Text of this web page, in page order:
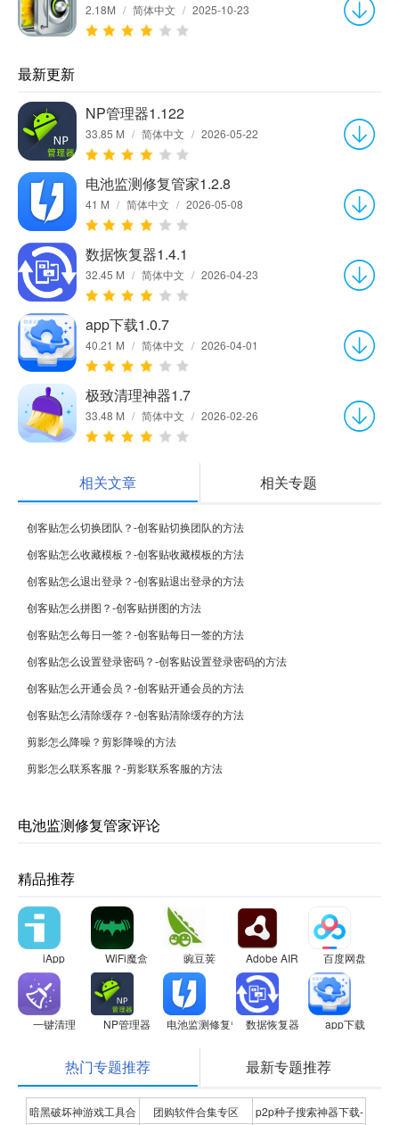
2.18M / 简体中文 / 2025-10-23
最新更新
NP管理器1.122
33.85 M / 简体中文 / 2026-05-22
电池监测修复管家1.2.8
41 M / 简体中文 / 2026-05-08
数据恢复器1.4.1
32.45 M / 简体中文 / 2026-04-23
app下载1.0.7
40.21 M / 简体中文 / 2026-04-01
极致清理神器1.7
33.48 M / 简体中文 / 2026-02-26
相关文章 相关专题
创客贴怎么切换团队？-创客贴切换团队的方法
创客贴怎么收藏模板？-创客贴收藏模板的方法
创客贴怎么退出登录？-创客贴退出登录的方法
创客贴怎么拼图？-创客贴拼图的方法
创客贴怎么每日一签？-创客贴每日一签的方法
创客贴怎么设置登录密码？-创客贴设置登录密码的方法
创客贴怎么开通会员？-创客贴开通会员的方法
创客贴怎么清除缓存？-创客贴清除缓存的方法
剪影怎么降噪？剪影降噪的方法
剪影怎么联系客服？-剪影联系客服的方法
电池监测修复管家评论
精品推荐
iApp WiFi魔盒 豌豆荚 Adobe AIR 百度网盘
一键清理 NP管理器 电池监测修复管家数据恢复器 app下载
热门专题推荐 最新专题推荐
暗黑破坏神游戏工具合 团购软件合集专区 p2p种子搜索神器下载-